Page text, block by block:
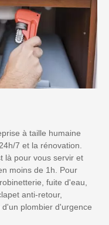
à taille humaine
7 et la rénovation.
là pour vous servir et
moins de 1h. Pour
fuite d'eau,
anti-retour,
plombier d'urgence